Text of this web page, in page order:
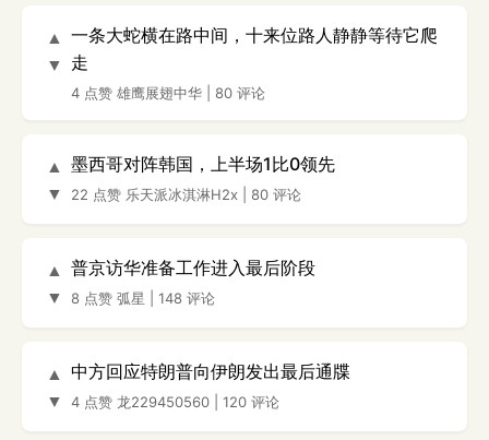
▲
▼
一条大蛇横在路中间，十来位路人静静等待它爬
走
4 点赞 雄鹰展翅中华 80 评论
▲
▼
墨西哥对阵韩国，上半场1比0领先
22 点赞 乐天派冰淇淋H2x 80 评论
▲
▼
普京访华准备工作进入最后阶段
8 点赞 弧星 148 评论
▲
▼
中方回应特朗普向伊朗发出最后通牒
4 点赞 龙229450560 120 评论